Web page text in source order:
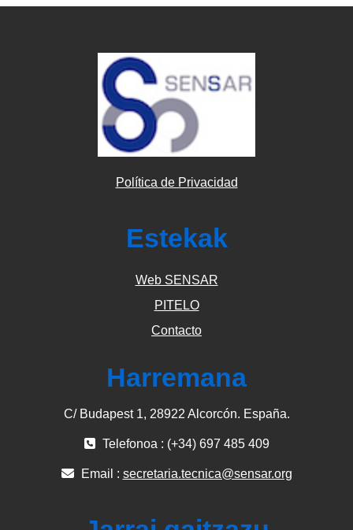
Política de Privacidad
Estekak
Web SENSAR
PITELO
Contacto
Harremana
C/ Budapest 1, 28922 Alcorcón. España.
Telefonoa : (+34) 697 485 409
Email : secretaria.tecnica@sensar.org